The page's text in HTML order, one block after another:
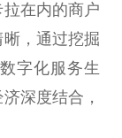
在内的商户
，通过挖掘
字化服务生
深度结合，